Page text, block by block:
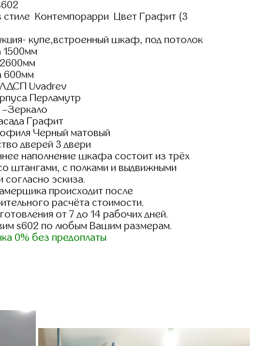
Контемпорарри Цвет Графит (3
купе,встроенный шкаф, под потолок
600мм
Uvadrev
Перламутр
Графит
Черный матовый
дверей 3 двери
наполнение шкафа состоит из трёх
штангами, с полками и выдвижными
согласно эскиза.
происходит после
расчёта стоимости.
от 7 до 14 рабочих дней.
s602 по любым Вашим размерам.
0% без предоплаты